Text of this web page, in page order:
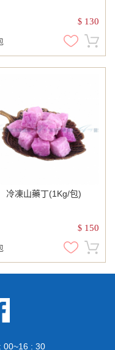
$ 130
冷凍山藥丁(1Kg/包)
$ 150
00~16 : 30